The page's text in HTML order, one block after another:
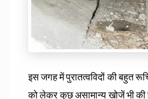
इस जगह में पुरातत्वविदों की बहुत
को लेकर कुछ असामान्य खोजें भी की